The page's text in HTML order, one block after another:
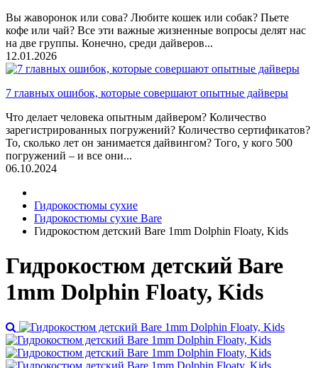
Вы жаворонок или сова? Любите кошек или собак? Пьете
кофе или чай? Все эти важные жизненные вопросы делят нас
на две группы. Конечно, среди дайверов...
12.01.2026
7 главных ошибок, которые совершают опытные дайверы
Что делает человека опытным дайвером? Количество
зарегистрированных погружений? Количество сертификатов?
То, сколько лет он занимается дайвингом? Того, у кого 500
погружений – и все они...
06.10.2024
Гидрокостюмы сухие
Гидрокостюмы сухие Bare
Гидрокостюм детский Bare 1mm Dolphin Floaty, Kids
Гидрокостюм детский Bare
1mm Dolphin Floaty, Kids